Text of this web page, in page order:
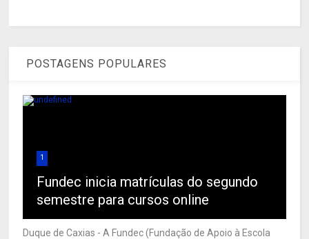
POSTAGENS POPULARES
1
Fundec inicia matrículas do segundo
semestre para cursos online
Duque de Caxias - A Fundec (Fundação de Apoio à Escola